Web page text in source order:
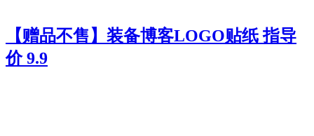
【赠品不售】装备博客LOGO贴纸 指导
价 9.9